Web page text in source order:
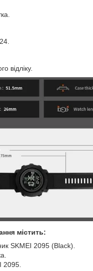
відліку.
містить:
SKMEI 2095 (Black).
2095.